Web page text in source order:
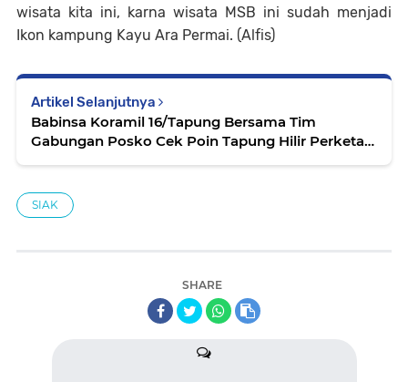
wisata kita ini, karna wisata MSB ini sudah menjadi
Ikon kampung Kayu Ara Permai. (Alfis)
Artikel Selanjutnya
Babinsa Koramil 16/Tapung Bersama Tim
Gabungan Posko Cek Poin Tapung Hilir Perketat
SIAK
SHARE